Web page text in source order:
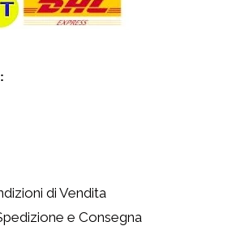
di Vendita
e Consegna